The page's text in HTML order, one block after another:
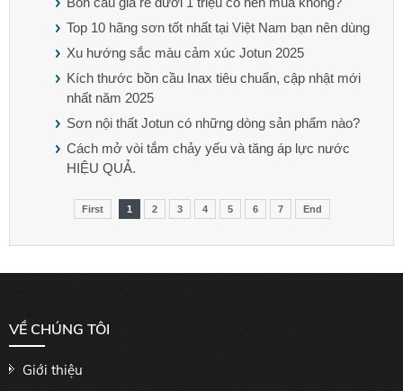
Top 10 hãng sơn tốt nhất tại Việt Nam bạn nên dùng
Xu hướng sắc màu cảm xúc Jotun 2025
Kích thước bồn cầu Inax tiêu chuẩn, cập nhật mới
nhất năm 2025
Sơn nội thất Jotun có những dòng sản phẩm nào?
Cách mở vòi tắm chảy yếu và tăng áp lực nước
HIỆU QUẢ.
First 1 2 3 4 5 6 7 End
VỀ CHÚNG TÔI
Giới thiệu